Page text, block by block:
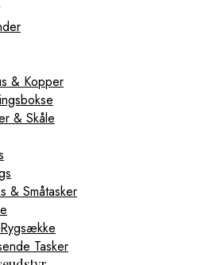
& Kopper
& Skåle
& Småtasker
Tasker